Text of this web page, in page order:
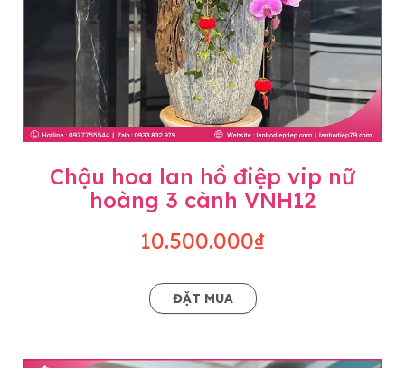
Chậu hoa lan hồ điệp vip nữ
hoàng 3 cành VNH12
10.500.000₫
ĐẶT MUA